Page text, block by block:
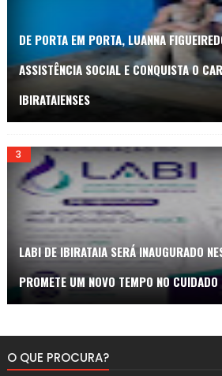
DE PORTA EM PORTA, LUANNA
ASSISTÊNCIA SOCIAL E CONQUISTA O
IBIRATAIENSES
LABI DE IBIRATAIA SERÁ INAUGURADO
PROMETE UM NOVO TEMPO NO
O QUE PROCURA?